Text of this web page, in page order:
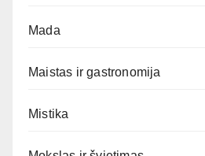
Mada
Maistas ir gastronomija
Mistika